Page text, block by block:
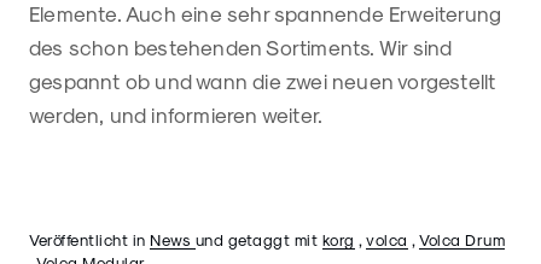
Elemente. Auch eine sehr spannende Erweiterung
des schon bestehenden Sortiments. Wir sind
gespannt ob und wann die zwei neuen vorgestellt
werden, und informieren weiter.
Veröffentlicht in News und getaggt mit korg , volca , Volca Drum